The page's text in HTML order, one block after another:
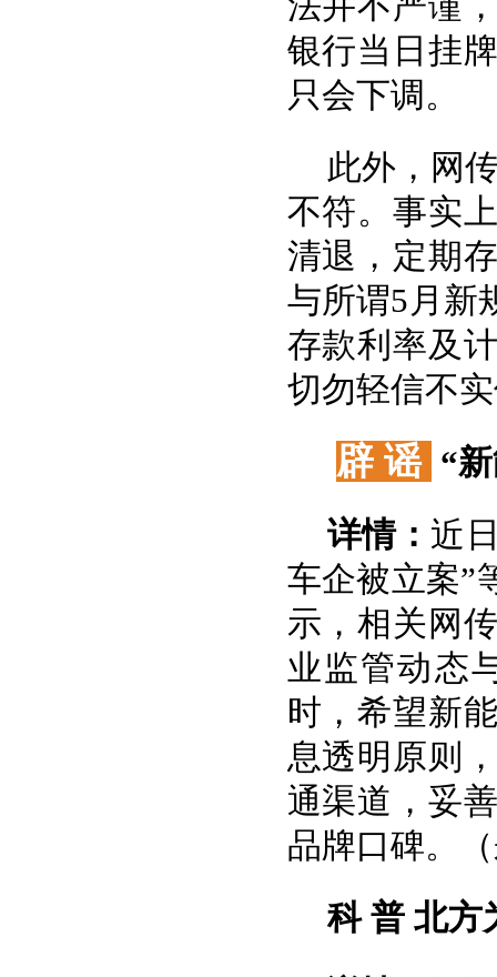
银行当日挂
只会下调。
此外，网
不符。事实
清退，定期
与所谓5月新
存款利率及
切勿轻信不
辟 谣 “
详情： 近
车企被立案”
示，相关网
业监管动态
时，希望新
息透明原则
通渠道，妥
品牌口碑。
科 普 北方